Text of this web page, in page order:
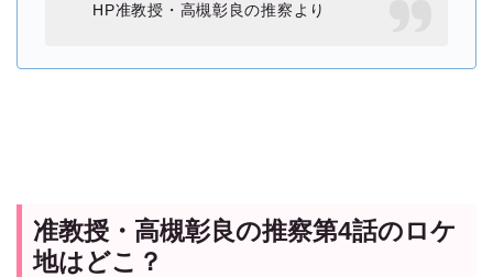
HP准教授・高槻彰良の推察より
准教授・高槻彰良の推察第4話のロケ
地はどこ？